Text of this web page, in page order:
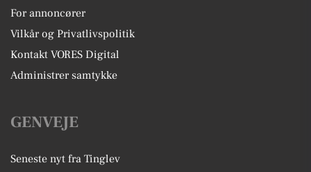
For annoncører
Vilkår og Privatlivspolitik
Kontakt VORES Digital
Administrer samtykke
GENVEJE
Seneste nyt fra Tinglev